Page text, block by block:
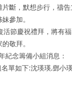
斷，默想步行，禱
參加。
節慶祝禮拜，將有福
敬拜。
念籌備小組消息：
單如下:沈瑛瑛,鄧小